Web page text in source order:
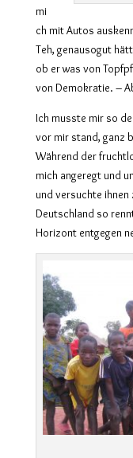
mi
ch mit Autos
Teh, genausogut
ob er was von
von Demokratie. –
Ich musste mir so
vor mir stand, ganz
Während der
mich angeregt und
und versuchte ihnen
Deutschland so
Horizont entgegen